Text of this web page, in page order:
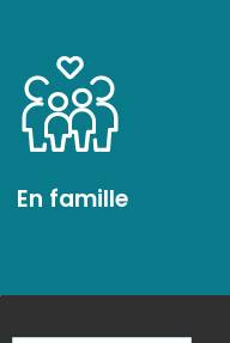
En famille